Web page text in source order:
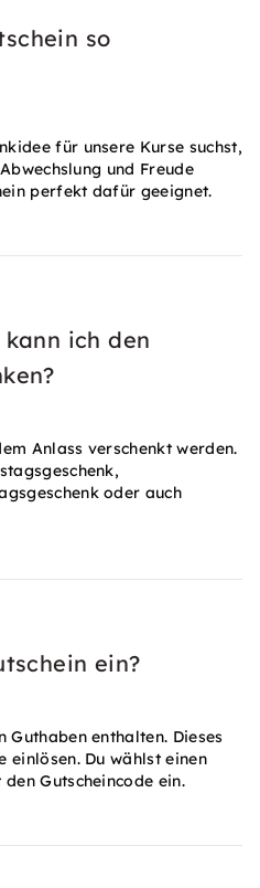
so
für unsere Kurse suchst,
und Freude
perfekt dafür geeignet.
kann ich den
Anlass verschenkt werden.
oder auch
ein?
Guthaben enthalten. Dieses
einlösen. Du wählst einen
Gutscheincode ein.